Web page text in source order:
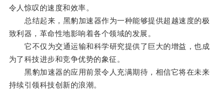
令人惊叹的速度和效率。
总结起来，黑豹加速器作为一种能够提供超越速度的极
致利器，革命性地影响着各个领域的发展。
它不仅为交通运输和科学研究提供了巨大的增益，也成
为了科技进步和竞争优势的象征。
黑豹加速器的应用前景令人充满期待，相信它将在未来
持续引领科技创新的浪潮。